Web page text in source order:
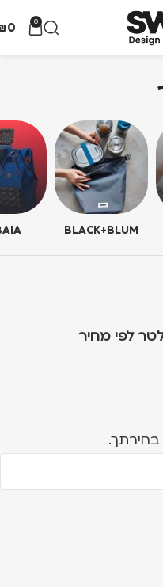
0
0
BLACK+BLUM
לפי מחיר